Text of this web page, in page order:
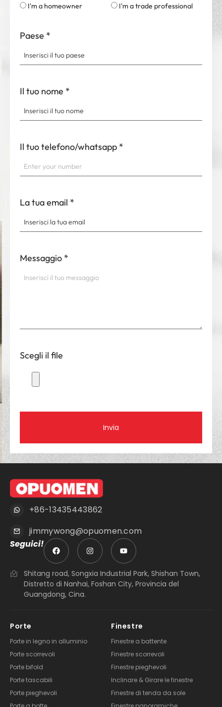
I'm a homeowner I'm a trade professional
Paese *
Il tuo nome *
Il tuo telefono/whatsapp *
La tua email *
Messaggio *
Scegli il file
Invia
+86-13435443862
jimmywong@opuomen.com
Seguici!
Shitang road, Songxia Industrial Park, Shishan Town,
Distretto di Nanhai, Foshan City, Provincia del
Guangdong, Cina.
Porte
Porte in legno in alluminio
Porte scorrevoli
Porte bifold
Porte tascabili
Porte pieghevoli
Finestre
Finestre a battente
Finestre scorrevoli
Finestre pieghevoli
Inclinare & Girare le finestre
Finestre di tenda da sole